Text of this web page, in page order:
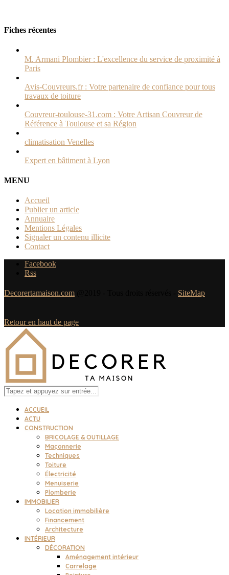
Fiches récentes
M. Armani Plombier : L'excellence du service de proximité à
Paris
Avis-Couvreurs.fr : Votre partenaire de confiance pour tous
travaux de toiture
Couvreur-toulouse-31.com : Votre Artisan Couvreur de
Référence à Toulouse et sa Région
climatisation Venelles
Expert en bâtiment à Lyon
MENU
Accueil
Publier un article
Annuaire
Mentions Légales
Signaler un contenu illicite
Contact
Facebook
Rss
Decorertamaison.com SiteMap
Retour en haut de page
ACCUEIL
ACTU
CONSTRUCTION
BRICOLAGE & OUTILLAGE
Maçonnerie
Techniques
Toiture
Électricité
Menuiserie
Plomberie
IMMOBILIER
Location immobilière
Financement
Architecture
INTÉRIEUR
DÉCORATION
Aménagement intérieur
Carrelage